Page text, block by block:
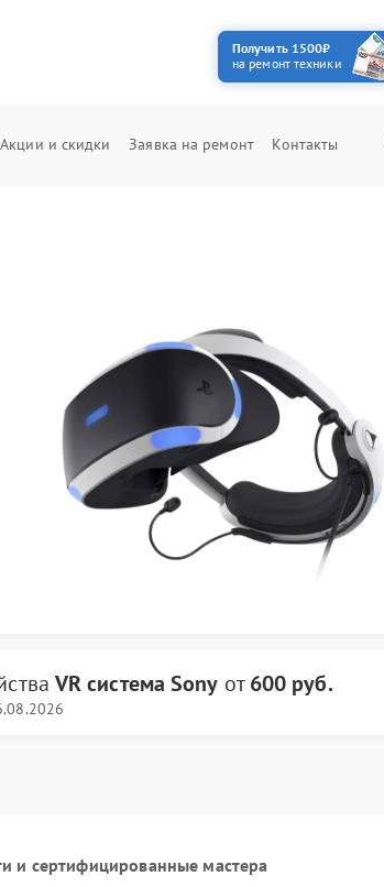
Получить 1500₽
на ремонт техники
Акции и скидки Заявка на ремонт Контакты
VR система Sony от600 руб.
и сертифицированные мастера